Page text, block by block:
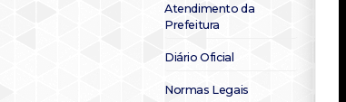
Atendimento da
Prefeitura
Diário Oficial
Normas Legais